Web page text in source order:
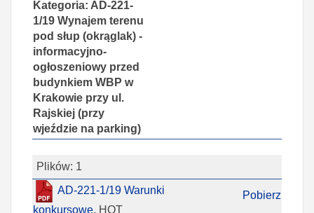
Kategoria: AD-221-
1/19 Wynajem terenu
pod słup (okrąglak) -
informacyjno-
ogłoszeniowy przed
budynkiem WBP w
Krakowie przy ul.
Rajskiej (przy
wjeździe na parking)
Plików: 1
AD-221-1/19 Warunki
konkursowe. HOT
Pobierz